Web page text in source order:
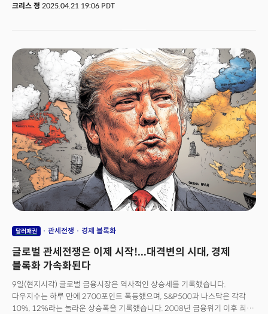
안전자산으로 인식되는 미국채와 달러는 더이상 투자자들의 선택을 받지
못했다. 제롬 파월의 해임 가능성이 제기되면서 시장은 이를 미국 통화정책의
불확실성으로 인식했다. 이안 리넨, BMO 캐피탈 미국 금리 전략책임자는
"미국 행정부가 경제 전망에 전례없는 수준의 불확실성을 이미 초래한
상황에서 파월의 해임 시도는 미국 자산에 대한 매도세를 촉발했다."며 월요일
시장의 혼란을 설명했다. 법률 전문가들은 대통령이 법적으로 연준의장을
쉽게 해임할 수 없다고 지적했고 파월 의장 역시 요청을 받더라도 사임하지
않을 것이라고 밝혔으나 시장의 우려는 가시지 않았다. 특히 워싱턴의
공격적인 무역 관세 정책이 경기침체 우려를 증폭시키고 있는 상황에서
연준의 통화정책에 대한 불확실성은 그대로 미국 자산에 대한 의구심으로
이어졌다. 미 국채는 월요일 하루에만 10년물 국채 수익률이 2% 가까이
급등하며 채권 가격이 급락, 안전자산으로써의 지위가 흔들리고 있음을
시사했다. 글로벌 기축통화이자 금융위기에 가장 안전한 자산으로 인식되는
'현금'인 달러의 위치는 더 초라해졌다. 달러 인덱스는 주요 10개국 통화 대비
엔화는 지난해 9월 이후 가장 높게 올랐고 유로화 역시 3년 이상 만에
크리스 정 2025.04.21 19:06 PDT
달러패권 관세전쟁 경제 블록화
글로벌 관세전쟁은 이제 시작!...대격변의 시대, 경제
블록화 가속화된다
9일(현지시각) 글로벌 금융시장은 역사적인 상승세를 기록했습니다.
다우지수는 하루 만에 2700포인트 폭등했으며, S&P500과 나스닥은 각각
10%, 12%라는 놀라운 상승폭을 기록했습니다. 2008년 금융위기 이후 최대